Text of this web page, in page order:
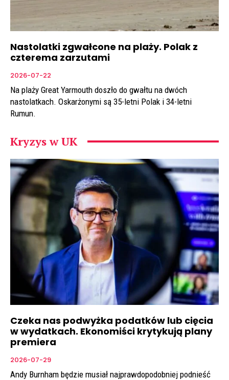
Nastolatki zgwałcone na plaży. Polak z
czterema zarzutami
2026-07-22
Na plaży Great Yarmouth doszło do gwałtu na dwóch
nastolatkach. Oskarżonymi są 35-letni Polak i 34-letni
Rumun.
Kryzys w UK
Czeka nas podwyżka podatków lub cięcia
w wydatkach. Ekonomiści krytykują plany
premiera
2026-07-29
Andy Burnham będzie musiał najprawdopodobniej podnieść